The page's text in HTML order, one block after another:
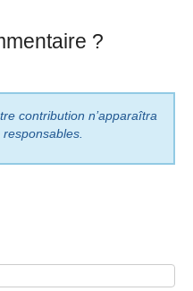
?
contribution n’apparaîtra